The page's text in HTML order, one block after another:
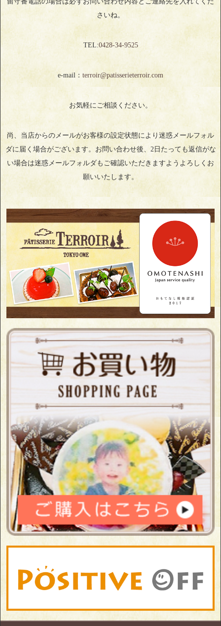
さいね。
TEL:0428‐34‐9525
e-mail： terroir@patisserieterroir.com
お気軽にご相談ください。
尚、当店からのメールがお客様の設定状態により迷惑メールフォル
ダに届く場合がございます。お問い合わせ後、2日たっても返信がな
い場合は迷惑メールフォルダもご確認いただきますようよろしくお
願いいたします。